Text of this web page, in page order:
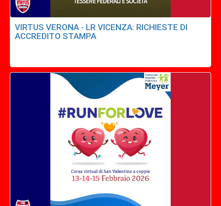
VIRTUS VERONA - LR VICENZA: RICHIESTE DI
ACCREDITO STAMPA